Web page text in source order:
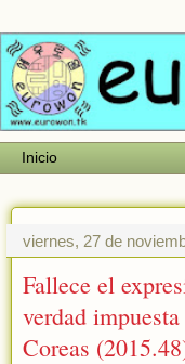
viernes, 27 de
Fallece el
verdad
Coreas